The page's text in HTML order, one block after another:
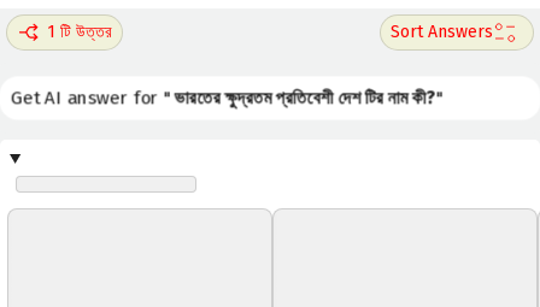
1 টি উত্তর
Get AI answer for "ভারতের ক্ষুদ্রতম প্রতিবেশী দেশ টির নাম কী?"